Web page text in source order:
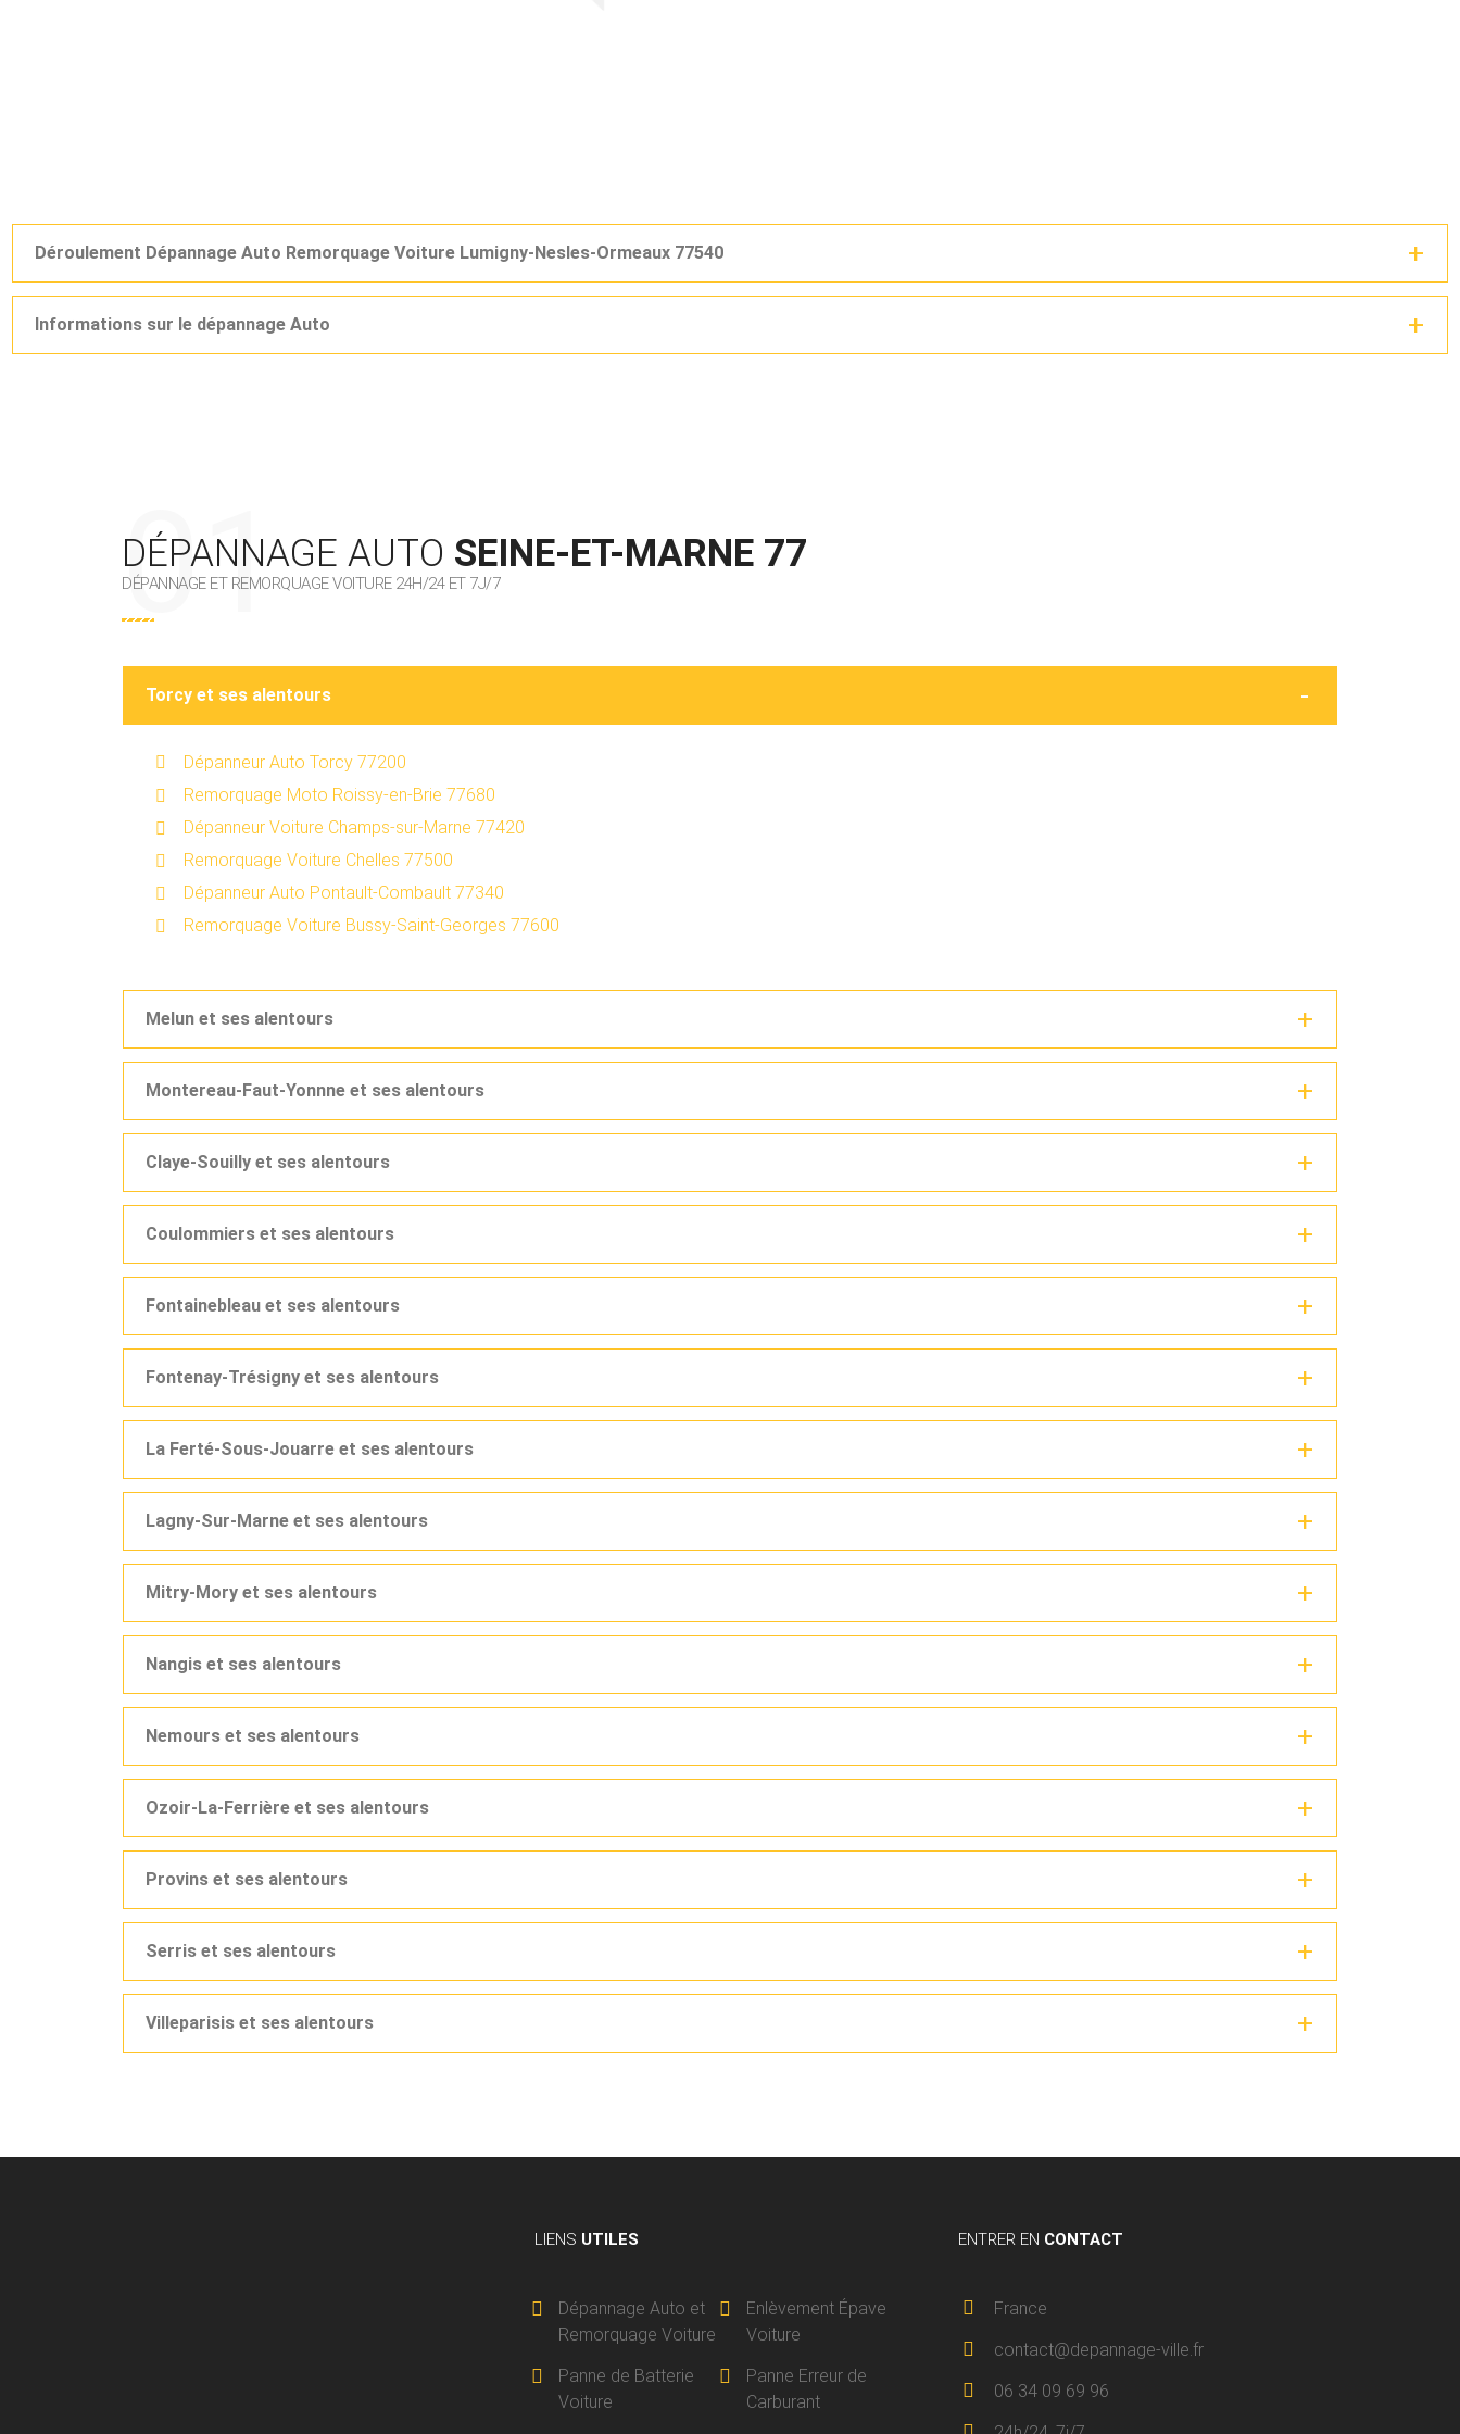
Déroulement Dépannage Auto Remorquage Voiture Lumigny-Nesles-Ormeaux 77540
Informations sur le dépannage Auto
DÉPANNAGE AUTO SEINE-ET-MARNE 77
DÉPANNAGE ET REMORQUAGE VOITURE 24H/24 ET 7J/7
Torcy et ses alentours
Dépanneur Auto Torcy 77200
Remorquage Moto Roissy-en-Brie 77680
Dépanneur Voiture Champs-sur-Marne 77420
Remorquage Voiture Chelles 77500
Dépanneur Auto Pontault-Combault 77340
Remorquage Voiture Bussy-Saint-Georges 77600
Melun et ses alentours
Montereau-Faut-Yonnne et ses alentours
Claye-Souilly et ses alentours
Coulommiers et ses alentours
Fontainebleau et ses alentours
Fontenay-Trésigny et ses alentours
La Ferté-Sous-Jouarre et ses alentours
Lagny-Sur-Marne et ses alentours
Mitry-Mory et ses alentours
Nangis et ses alentours
Nemours et ses alentours
Ozoir-La-Ferrière et ses alentours
Provins et ses alentours
Serris et ses alentours
Villeparisis et ses alentours
LIENS UTILES
Dépannage Auto et
Remorquage Voiture
Enlèvement Épave
Voiture
Panne de Batterie
Voiture
Panne Erreur de
Carburant
ENTRER EN CONTACT
France
contact@depannage-ville.fr
06 34 09 69 96